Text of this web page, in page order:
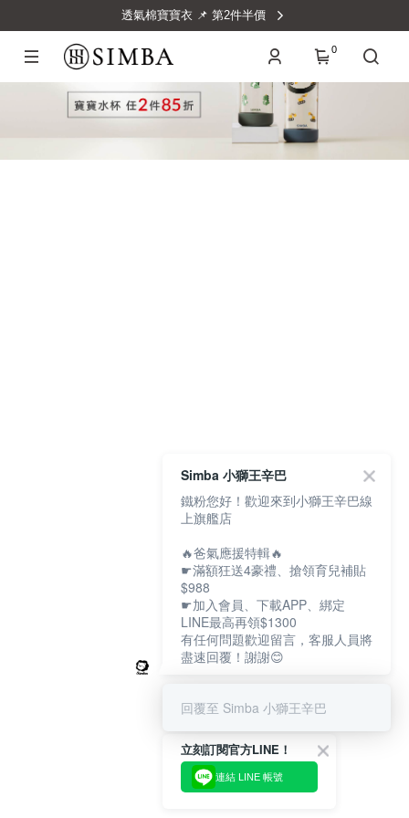
透氣棉寶寶衣 📌 第2件半價
0
立刻訂閱官方LINE！
連結 LINE 帳號
Simba 小獅王辛巴
鐵粉您好！歡迎來到小獅王辛巴線
上旗艦店
🔥爸氣應援特輯🔥
☛滿額狂送4豪禮、搶領育兒補貼
$988
☛加入會員、下載APP、綁定
LINE最高再領$1300
有任何問題歡迎留言，客服人員將
盡速回覆！謝謝😊
回覆至 Simba 小獅王辛巴